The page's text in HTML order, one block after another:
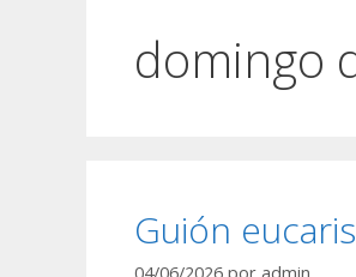
domingo
Guión